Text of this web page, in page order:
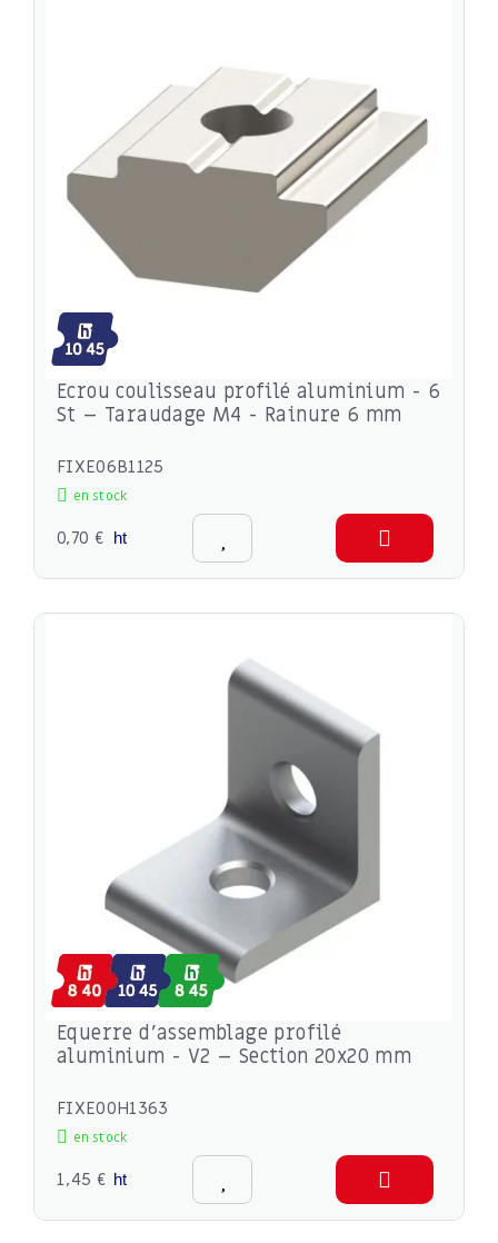
Ecrou coulisseau profilé aluminium - 6
St – Taraudage M4 - Rainure 6 mm
FIXE06B1125
en stock
0,70 € ht
Equerre d’assemblage profilé
aluminium - V2 – Section 20x20 mm
FIXE00H1363
en stock
1,45 € ht